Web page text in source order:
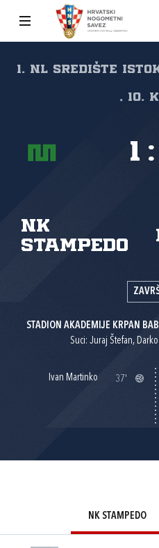
1. NL Središte
, 10.
NK
Stampedo
1 :
STADION AKADEMIJE KRPAN
Suci: Juraj Štefan,
Ivan Martinko 37'
NK STAMPEDO